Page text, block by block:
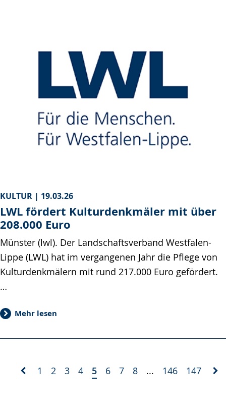
KULTUR | 19.03.26
LWL fördert Kulturdenkmäler mit über
208.000 Euro
Münster (lwl). Der Landschaftsverband Westfalen-
Lippe (LWL) hat im vergangenen Jahr die Pflege von
Kulturdenkmälern mit rund 217.000 Euro gefördert.
…
Mehr lesen
1 2 3 4 5 6 7 8 ... 146 147